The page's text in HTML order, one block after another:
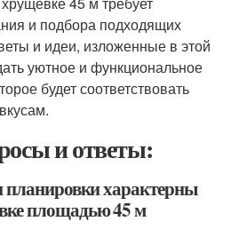
и подбора подходящих
и идеи, изложенные в этой
уютное и функциональное
будет соответствовать
и ответы:
планировки характерны
площадью 45 м